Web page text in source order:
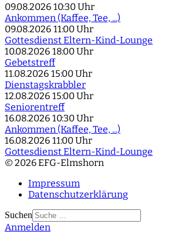
09.08.2026 10:30 Uhr
Ankommen (Kaffee, Tee, ...)
09.08.2026 11:00 Uhr
Gottesdienst Eltern-Kind-Lounge
10.08.2026 18:00 Uhr
Gebetstreff
11.08.2026 15:00 Uhr
Dienstagskrabbler
12.08.2026 15:00 Uhr
Seniorentreff
16.08.2026 10:30 Uhr
Ankommen (Kaffee, Tee, ...)
16.08.2026 11:00 Uhr
Gottesdienst Eltern-Kind-Lounge
© 2026 EFG-Elmshorn
Impressum
Datenschutzerklärung
Suchen
Type 2 or more
Anmelden